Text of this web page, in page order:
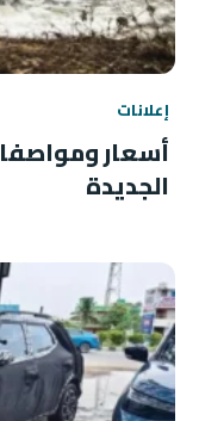
إعلانات
أسعار
الجديدة